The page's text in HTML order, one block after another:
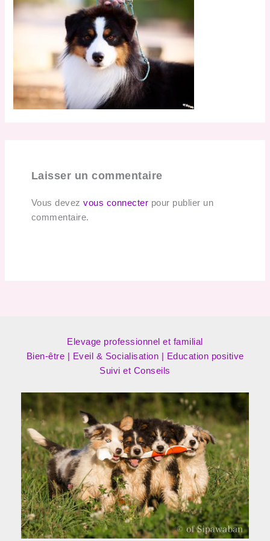
Laisser un commentaire
Vous devezvous connecter pour publier un
commentaire.
Elevage professionnel et familial
Bien-être | Eveil & Socialisation | Education positive
Suivi et Conseils